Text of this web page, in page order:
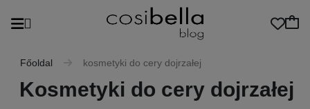
Főoldal kosmetyki do cery dojrzałej
Kosmetyki do cery dojrzałej